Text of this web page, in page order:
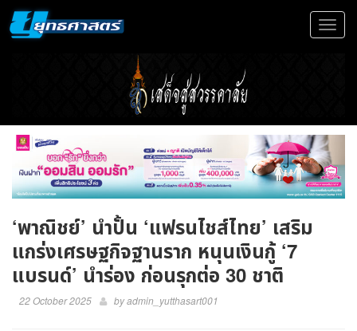
Toggle
‘พาณิชย์’ นำปั้น ‘แฟรนไชส์ไทย’ เสริม
แกร่งเศรษฐกิจฐานราก หนุนเงินกู้ ‘7
แบรนด์’ นำร่อง ก่อนรุกต่อ 30 ชาติ
22 October 2025 byadmin_yutthasart001